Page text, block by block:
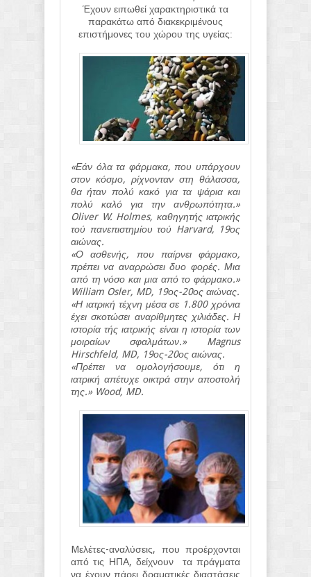
Έχουν ειπωθεί χαρακτηριστικά τα
παρακάτω από διακεκριμένους
επιστήμονες του χώρου της υγείας:
«Εάν όλα τα φάρμακα, που υπάρχουν
στον κόσμο, ρίχνονταν στη θάλασσα,
θα ήταν πολύ κακό για τα ψάρια και
πολύ καλό για την ανθρωπότητα.»
Oliver W. Holmes, καθηγητής ιατρικής
τού πανεπιστημίου τού Harvard, 19ος
αιώνας.
«Ο ασθενής, που παίρνει φάρμακο,
πρέπει να αναρρώσει δυο φορές. Μια
από τη νόσο και μια από το φάρμακο.»
William Osler, MD, 19ος-20ος αιώνας.
«Η ιατρική τέχνη μέσα σε 1.800 χρόνια
έχει σκοτώσει αναρίθμητες χιλιάδες. Η
ιστορία τής ιατρικής είναι η ιστορία των
μοιραίων σφαλμάτων.» Magnus
Hirschfeld, MD, 19ος-20ος αιώνας.
«Πρέπει να ομολογήσουμε, ότι η
ιατρική απέτυχε οικτρά στην αποστολή
της.» Wood, MD.
Mελέτες-αναλύσεις, που προέρχονται
από τις ΗΠΑ, δείχνουν τα πράγματα
να έχουν πάρει δραματικές διαστάσεις